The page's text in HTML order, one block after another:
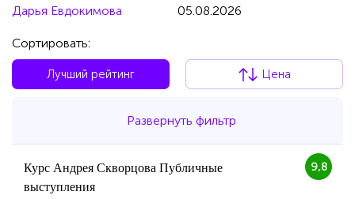
Сортировать:
Лучший рейтинг Цена
05.08.2026
Дарья Евдокимова
Развернуть фильтр
9,8
Курс Андрея Скворцова Публичные
выступления